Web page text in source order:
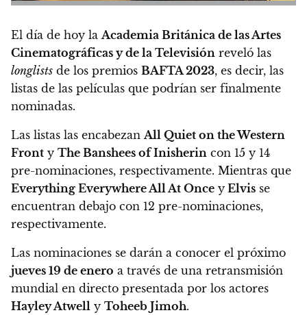
El día de hoy la Academia Británica de las Artes
Cinematográficas y de la Televisión reveló las
longlists de los premios BAFTA 2023, es decir, las
listas de las películas que podrían ser finalmente
nominadas.
Las listas las encabezan All Quiet on the Western
Front y The Banshees of Inisherin con 15 y 14
pre-nominaciones, respectivamente. Mientras que
Everything Everywhere All At Once y Elvis se
encuentran debajo con 12 pre-nominaciones,
respectivamente.
Las nominaciones se darán a conocer el próximo
jueves 19 de enero a través de una retransmisión
mundial en directo presentada por los actores
Hayley Atwell y Toheeb Jimoh.